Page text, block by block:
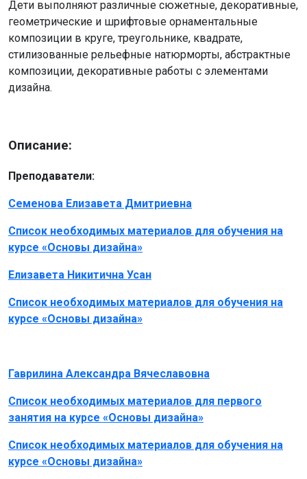
Дети выполняют различные сюжетные, декоративные,
геометрические и шрифтовые орнаментальные
композиции в круге, треугольнике, квадрате,
стилизованные рельефные натюрморты, абстрактные
композиции, декоративные работы с элементами
дизайна.
Описание:
Преподаватели:
Семенова Елизавета Дмитриевна
Список необходимых материалов для обучения на
курсе «Основы дизайна»
Елизавета Никитична Усан
Список необходимых материалов для обучения на
курсе «Основы дизайна»
Гаврилина Александра Вячеславовна
Список необходимых материалов для первого
занятия на курсе «Основы дизайна»
Список необходимых материалов для обучения на
курсе «Основы дизайна»